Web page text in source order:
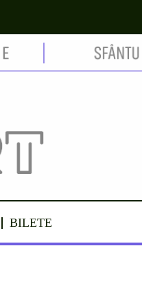
BILETE